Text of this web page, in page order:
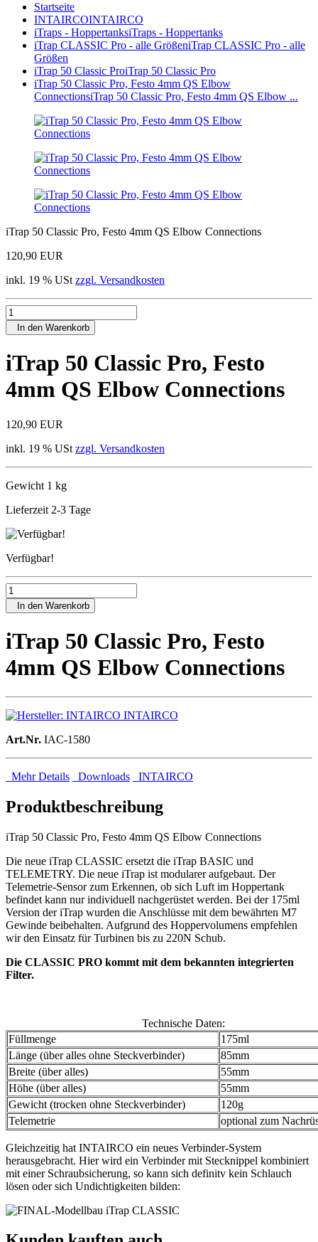
Startseite
INTAIRCOINTAIRCO
iTraps - HoppertanksiTraps - Hoppertanks
iTrap CLASSIC Pro - alle GrößeniTrap CLASSIC Pro - alle
Größen
iTrap 50 Classic ProiTrap 50 Classic Pro
iTrap 50 Classic Pro, Festo 4mm QS Elbow
ConnectionsiTrap 50 Classic Pro, Festo 4mm QS Elbow ...
iTrap 50 Classic Pro, Festo 4mm QS Elbow Connections
120,90 EUR
inkl. 19 % USt zzgl. Versandkosten
In den Warenkorb
iTrap 50 Classic Pro, Festo
4mm QS Elbow Connections
120,90 EUR
inkl. 19 % USt zzgl. Versandkosten
Gewicht 1 kg
Lieferzeit 2-3 Tage
Verfügbar!
In den Warenkorb
iTrap 50 Classic Pro, Festo
4mm QS Elbow Connections
INTAIRCO
Art.Nr. IAC-1580
Mehr Details Downloads INTAIRCO
Produktbeschreibung
iTrap 50 Classic Pro, Festo 4mm QS Elbow Connections
Die neue iTrap CLASSIC ersetzt die iTrap BASIC und
TELEMETRY. Die neue iTrap ist modularer aufgebaut. Der
Telemetrie-Sensor zum Erkennen, ob sich Luft im Hoppertank
befindet kann nur individuell nachgerüstet werden. Bei der 175ml
Version der iTrap wurden die Anschlüsse mit dem bewährten M7
Gewinde beibehalten. Aufgrund des Hoppervolumens empfehlen
wir den Einsatz für Turbinen bis zu 220N Schub.
Die CLASSIC PRO kommt mit dem bekannten integrierten
Filter.
Technische Daten:
Füllmenge
175ml
Länge (über alles ohne Steckverbinder)
85mm
Breite (über alles)
55mm
Höhe (über alles)
55mm
Gewicht (trocken ohne Steckverbinder)
120g
Telemetrie
optional zum
Gleichzeitig hat INTAIRCO ein neues Verbinder-System
herausgebracht. Hier wird ein Verbinder mit Stecknippel kombiniert
mit einer Schraubsicherung, so kann sich definitv kein Schlauch
lösen oder sich Undichtigkeiten bilden: